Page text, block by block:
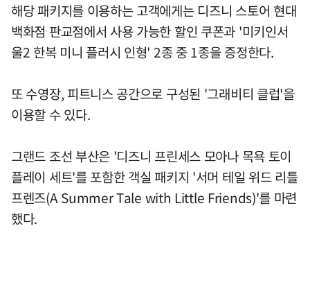
해당 패키지를 이용하는 고객에게는 디즈니 스토어 현대
백화점 판교점에서 사용 가능한 할인 쿠폰과 '미키인서
울2 한복 미니 플러시 인형' 2종 중 1종을 증정한다.
또 수영장, 피트니스 공간으로 구성된 '그래비티 클럽'을
이용할 수 있다.
그랜드 조선 부산은 '디즈니 프린세스 모아나 목욕 토이
플레이 세트'를 포함한 객실 패키지 '서머 테일 위드 리틀
프렌즈(A Summer Tale with Little Friends)'를 마련
했다.